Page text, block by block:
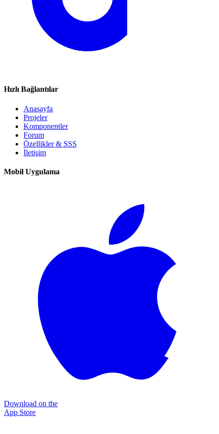
Hızlı Bağlantılar
Anasayfa
Projeler
Komponentler
Forum
Özellikler & SSS
İletişim
Mobil Uygulama
Download on the
App Store